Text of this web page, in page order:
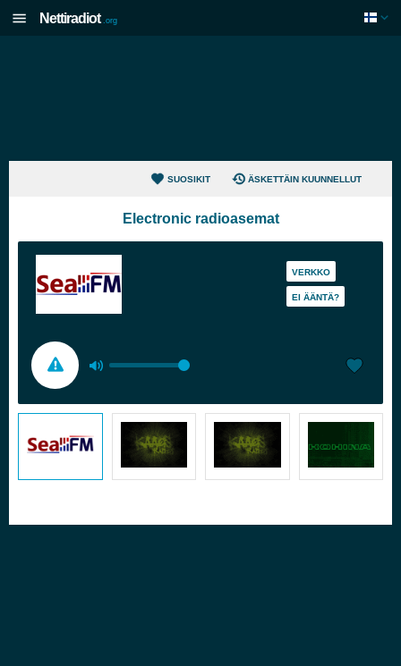
Nettiradiot .org
SUOSIKIT ÄSKETTÄIN KUUNNELLUT
Electronic radioasemat
VERKKO
EI ÄÄNTÄ?